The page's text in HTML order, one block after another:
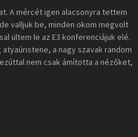
A mércét igen alacsonyra tettem
valljuk be, minden okom megvolt
ültem le az E3 konferenciájuk elé.
a nagy szavak random
nem csak ámította a nézőket,